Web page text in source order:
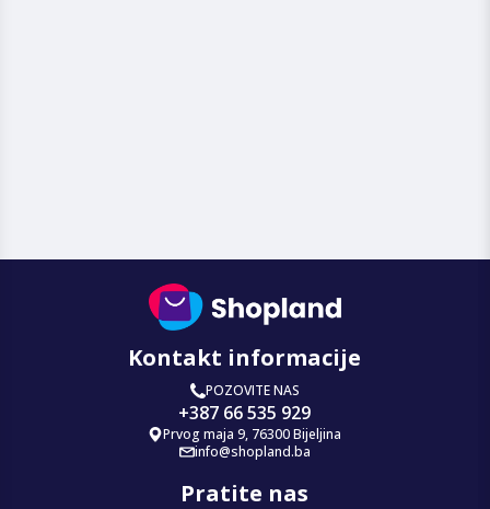
Kontakt informacije
POZOVITE NAS
+387 66 535 929
Prvog maja 9, 76300 Bijeljina
info@shopland.ba
Pratite nas